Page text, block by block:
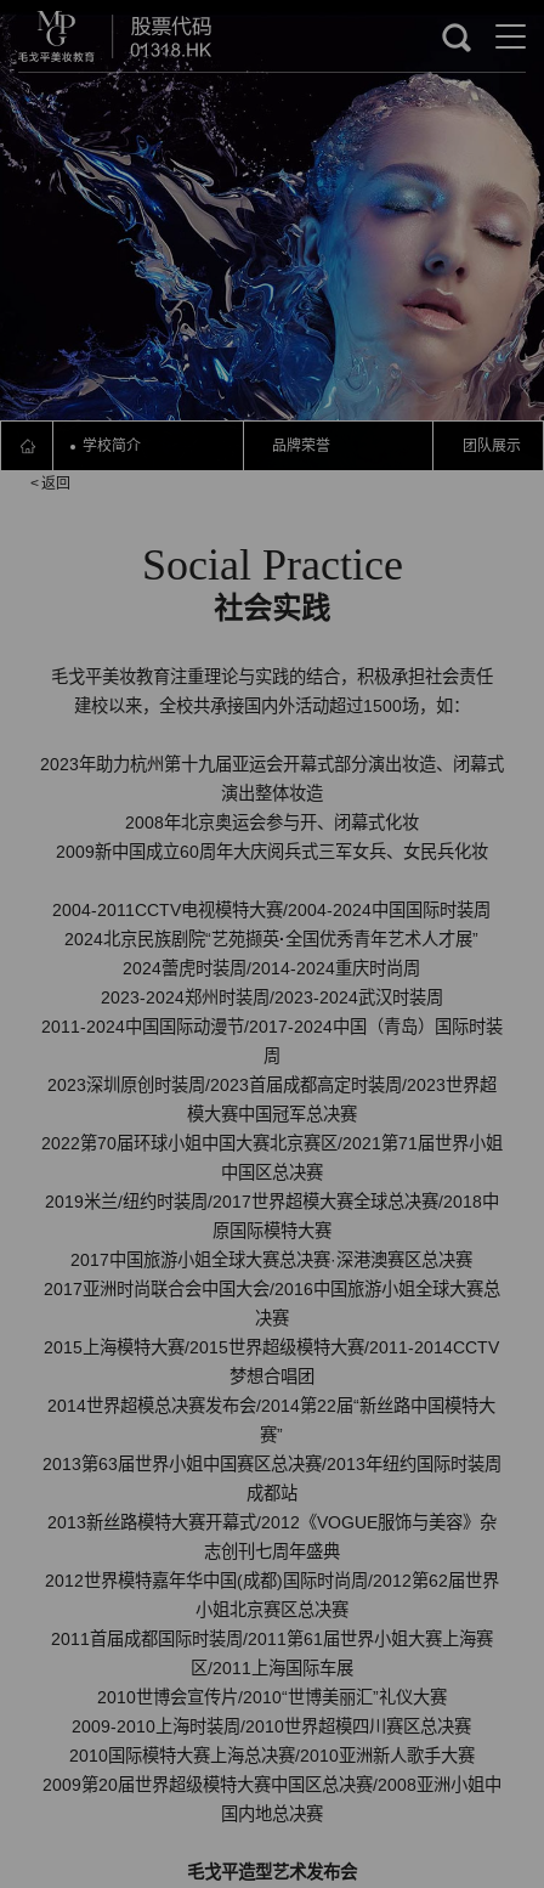
学校简介 品牌荣誉 团队展示
<返回
Social Practice
社会实践
毛戈平美妆教育注重理论与实践的结合，积极承担社会责任
建校以来，全校共承接国内外活动超过1500场，如：
2023年助力杭州第十九届亚运会开幕式部分演出妆造、闭幕式
演出整体妆造
2008年北京奥运会参与开、闭幕式化妆
2009新中国成立60周年大庆阅兵式三军女兵、女民兵化妆
2004-2011CCTV电视模特大赛/2004-2024中国国际时装周
2024北京民族剧院“艺苑撷英·全国优秀青年艺术人才展”
2024蕾虎时装周/2014-2024重庆时尚周
2023-2024郑州时装周/2023-2024武汉时装周
2011-2024中国国际动漫节/2017-2024中国（青岛）国际时装
周
2023深圳原创时装周/2023首届成都高定时装周/2023世界超
模大赛中国冠军总决赛
2022第70届环球小姐中国大赛北京赛区/2021第71届世界小姐
中国区总决赛
2019米兰/纽约时装周/2017世界超模大赛全球总决赛/2018中
原国际模特大赛
2017中国旅游小姐全球大赛总决赛·深港澳赛区总决赛
2017亚洲时尚联合会中国大会/2016中国旅游小姐全球大赛总
决赛
2015上海模特大赛/2015世界超级模特大赛/2011-2014CCTV
梦想合唱团
2014世界超模总决赛发布会/2014第22届“新丝路中国模特大
赛”
2013第63届世界小姐中国赛区总决赛/2013年纽约国际时装周
成都站
2013新丝路模特大赛开幕式/2012《VOGUE服饰与美容》杂
志创刊七周年盛典
2012世界模特嘉年华中国(成都)国际时尚周/2012第62届世界
小姐北京赛区总决赛
2011首届成都国际时装周/2011第61届世界小姐大赛上海赛
区/2011上海国际车展
2010世博会宣传片/2010“世博美丽汇”礼仪大赛
2009-2010上海时装周/2010世界超模四川赛区总决赛
2010国际模特大赛上海总决赛/2010亚洲新人歌手大赛
2009第20届世界超级模特大赛中国区总决赛/2008亚洲小姐中
国内地总决赛
毛戈平造型艺术发布会